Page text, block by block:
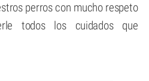
perros con mucho respeto
todos los cuidados que